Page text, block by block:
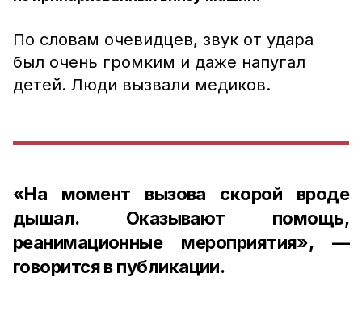
По словам очевидцев, звук от удара
был очень громким и даже напугал
детей. Люди вызвали медиков.
«На момент вызова скорой вроде
дышал. Оказывают помощь,
реанимационные мероприятия», —
говорится в публикации.